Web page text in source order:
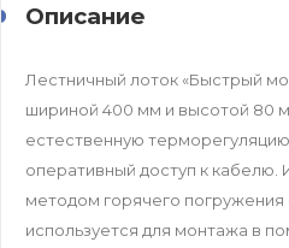
Описание
Лестничный лоток «Быстрый
шириной 400 мм и высотой 80
естественную
оперативный доступ к кабелю.
методом горячего погружения
используется для монтажа в